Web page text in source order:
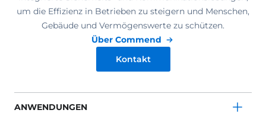
um die Effizienz in Betrieben zu steigern und Menschen,
Gebäude und Vermögenswerte zu schützen.
Über Commend
Kontakt
ANWENDUNGEN